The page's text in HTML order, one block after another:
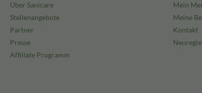
Über Sanicare
Stellenangebote
Partner
Presse
Affiliate Programm
Mein
Meine
Kontakt